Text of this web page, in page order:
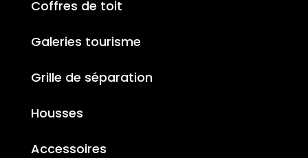
Coffres de toit
Galeries tourisme
Grille de séparation
Housses
Accessoires